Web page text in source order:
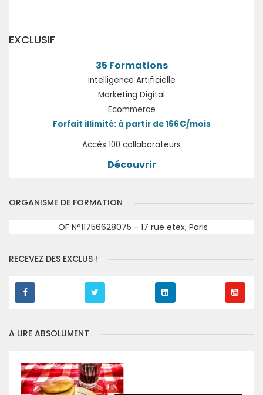
EXCLUSIF
35 Formations
Intelligence Artificielle
Marketing Digital
Ecommerce
Forfait illimité: à partir de 166€/mois
Accès 100 collaborateurs
Découvrir
ORGANISME DE FORMATION
OF N°11756628075 - 17 rue etex, Paris
RECEVEZ DES EXCLUS !
A LIRE ABSOLUMENT